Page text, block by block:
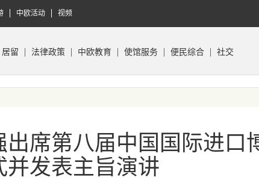
中欧活动 视频
居留 法律政策 中欧教育 使馆服务 便民综合 社交
出席第八届中国国际进口
并发表主旨演讲